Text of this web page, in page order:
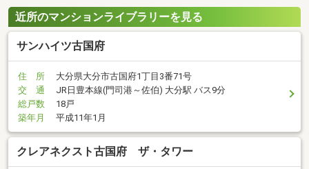
近所のマンションライブラリーを見る
サンハイツ古国府
住 所
大分県大分市古国府1丁目3番71号
交 通
JR日豊本線(門司港～佐伯) 大分駅 バス9分
総戸数
18戸
築年月
平成11年1月
クレアネクスト古国府 ザ・タワー